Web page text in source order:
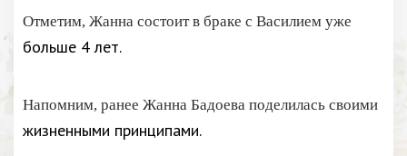
Отметим, Жанна состоит в браке с Василием уже
больше 4 лет.
Напомним, ранее Жанна Бадоева поделилась своими
жизненными принципами.